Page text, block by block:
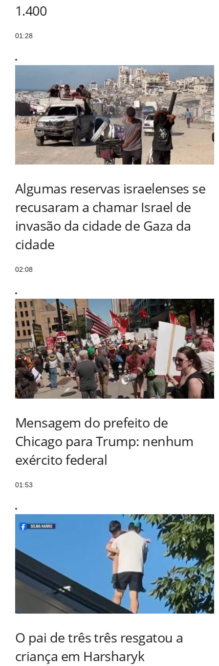
1.400
01:28
Algumas reservas israelenses se
recusaram a chamar Israel de
invasão da cidade de Gaza da
cidade
02:08
Mensagem do prefeito de
Chicago para Trump: nenhum
exército federal
01:53
O pai de três três resgatou a
criança em Harsharyk